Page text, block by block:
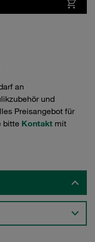
an
und
Preisangebot für
bitte Kontakt mit